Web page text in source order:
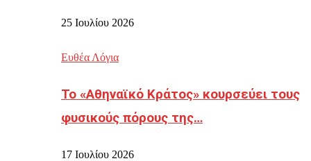
25 Ιουλίου 2026
Ευθέα Λόγια
Το «Αθηναϊκό Κράτος» κουρσεύει τους
φυσικούς πόρους της…
17 Ιουλίου 2026